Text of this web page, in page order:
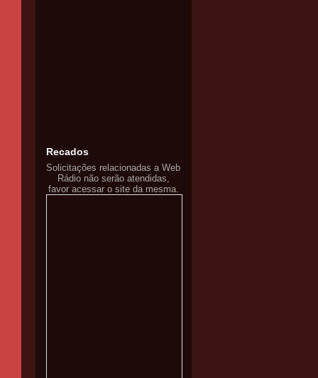
Recados
Solicitações relacionadas a Web
Rádio não serão atendidas,
favor acessar o site da mesma.